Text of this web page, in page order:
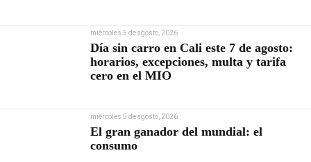
miércoles 5 de agosto, 2026
Día sin carro en Cali este 7 de agosto:
horarios, excepciones, multa y tarifa
cero en el MIO
miércoles 5 de agosto, 2026
El gran ganador del mundial: el
consumo